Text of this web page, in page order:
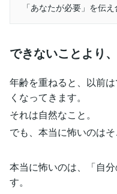
「あなたが必要」を伝え
できないことより
年齢を重ねると、以前
くなってきます。
それは自然なこと。
でも、本当に怖いのはそ
本当に怖いのは、「自
す。